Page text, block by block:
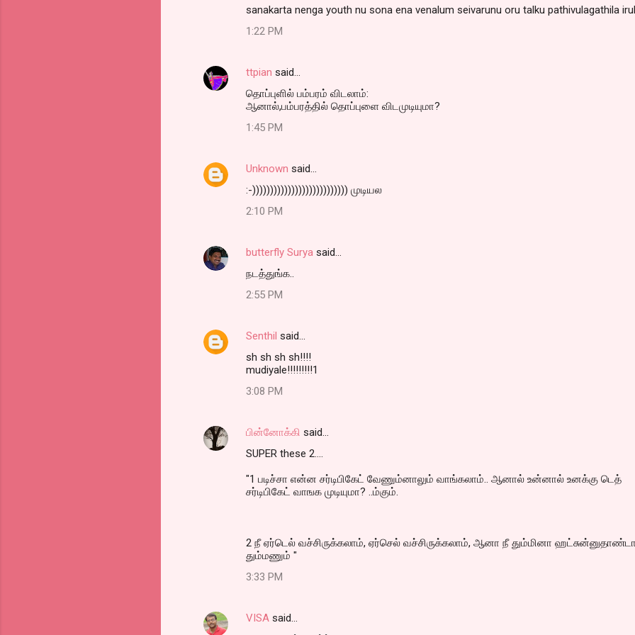
sanakarta nenga youth nu sona ena venalum seivarunu oru talku pathivulagathila
1:22 PM
ttpian said…
தொப்புளில் பம்பரம் விடலாம்:
ஆனால்,பம்பரத்தில் தொப்புளை விடமுடியுமா?
1:45 PM
Unknown said…
:-))))))))))))))))))))))))))) முடியல
2:10 PM
butterfly Surya said…
நடத்துங்க..
2:55 PM
Senthil said…
sh sh sh sh!!!!
mudiyale!!!!!!!!!1
3:08 PM
பின்னோக்கி said…
SUPER these 2....
"1 படிச்சா என்ன சர்டிபிகேட் வேணும்னாலும் வாங்கலாம்.. ஆனால் உன்னால் உனக்கு டெத்
சர்டிபிகேட் வாஙக முடியுமா? ..ம்கும்.
2 நீ ஏர்டெல் வச்சிருக்கலாம், ஏர்செல் வச்சிருக்கலாம், ஆனா நீ தும்மினா
தும்மணும் "
3:33 PM
VISA said…